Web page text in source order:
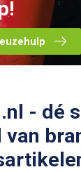
- dé